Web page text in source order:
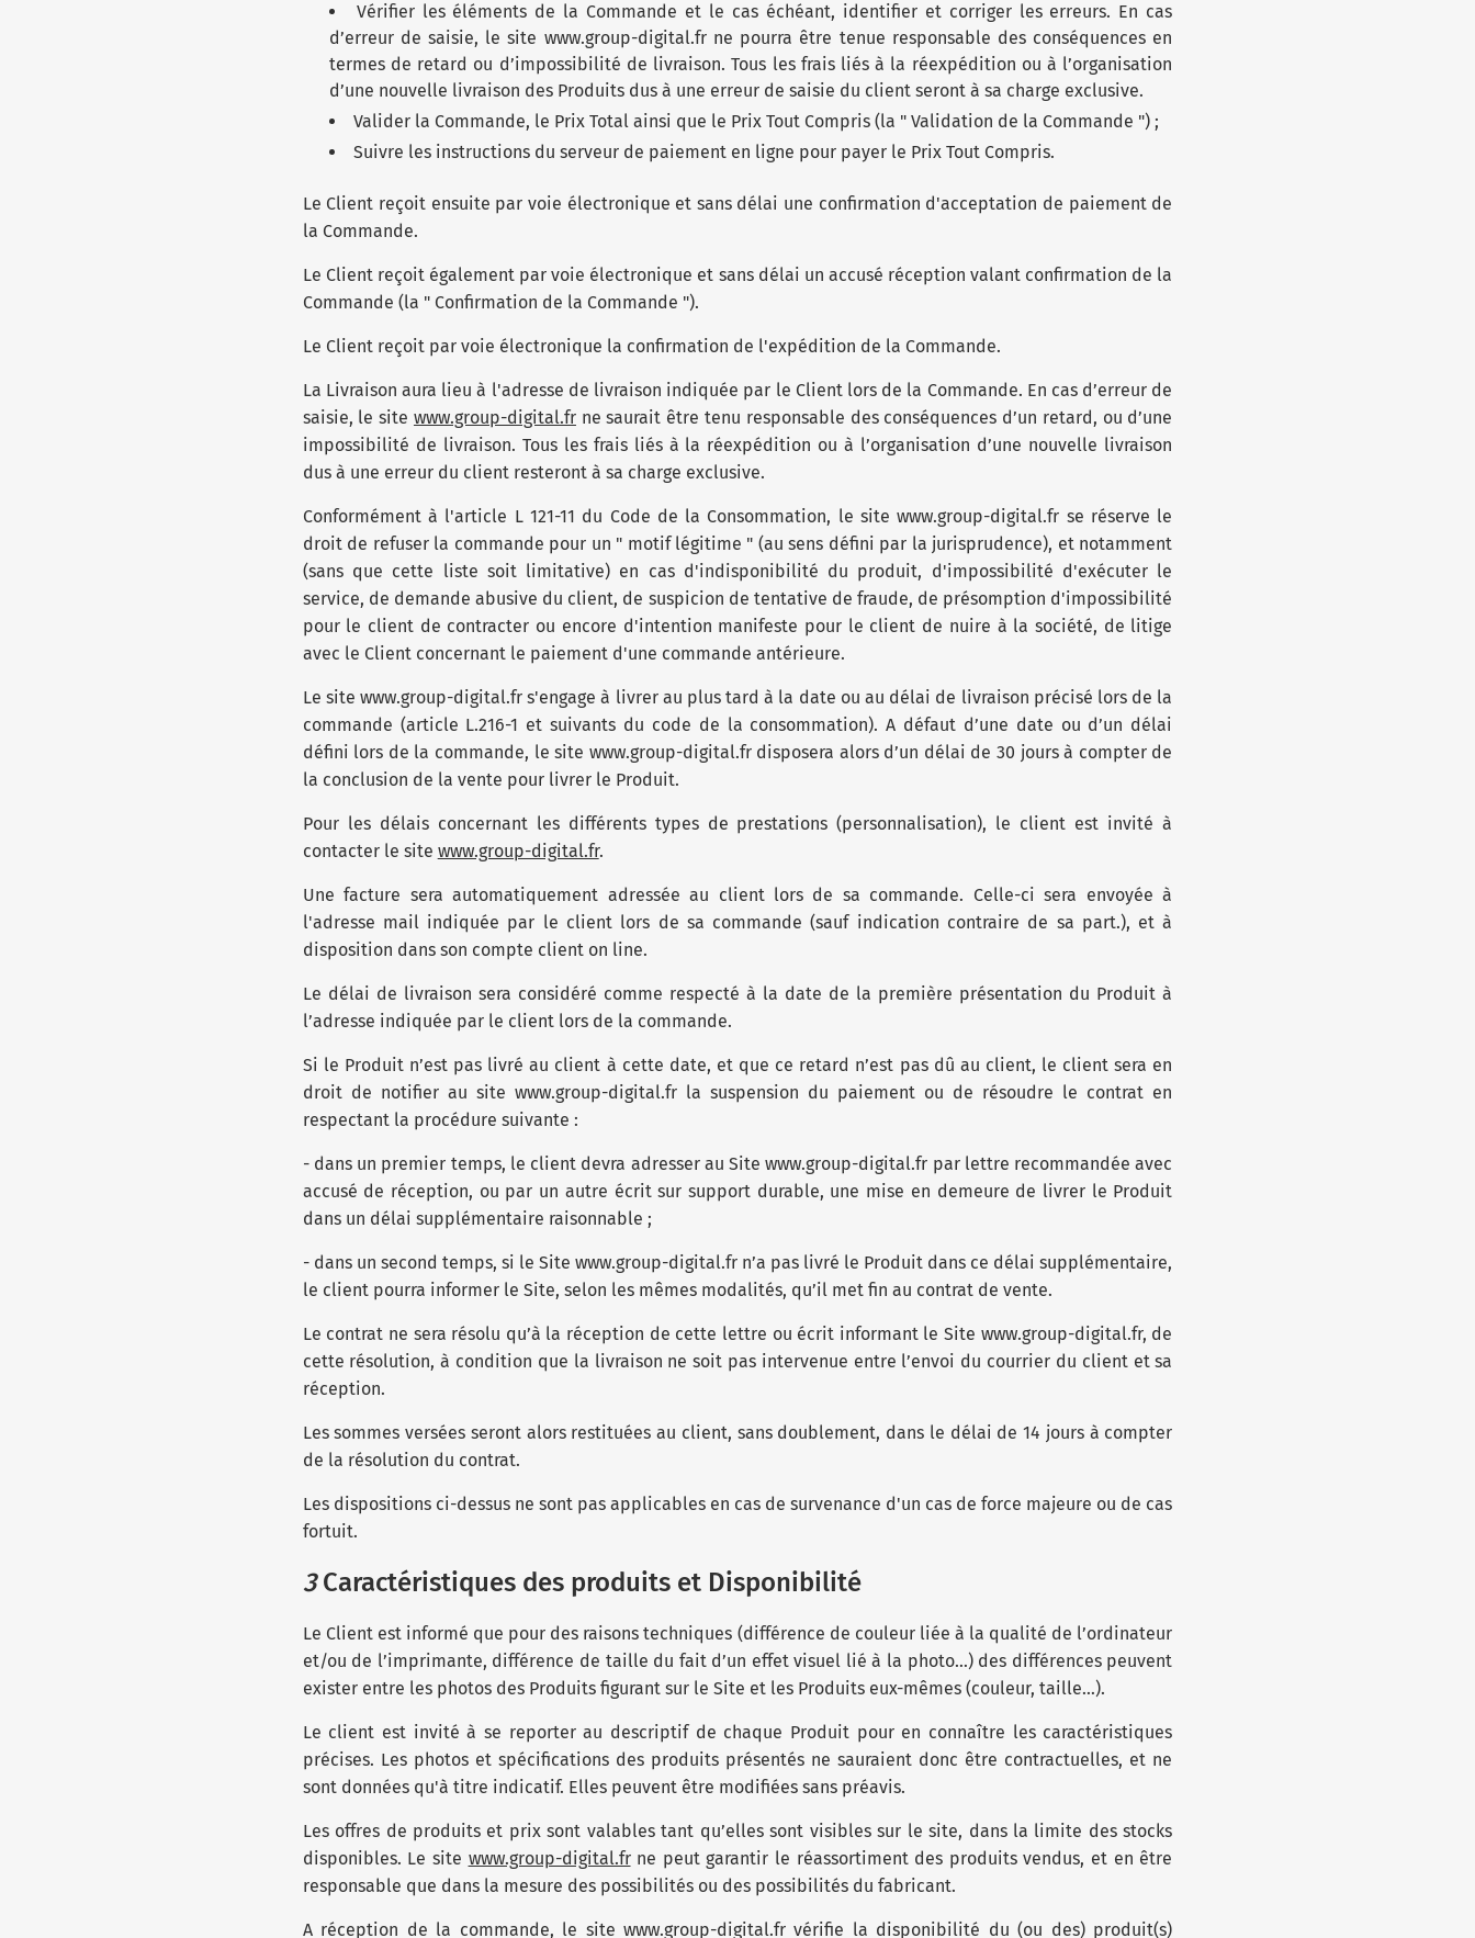
Vérifier les éléments de la Commande et le cas échéant, identifier et corriger les erreurs. En cas
d’erreur de saisie, le site www.group-digital.fr ne pourra être tenue responsable des conséquences en
termes de retard ou d’impossibilité de livraison. Tous les frais liés à la réexpédition ou à l’organisation
d’une nouvelle livraison des Produits dus à une erreur de saisie du client seront à sa charge exclusive.
Valider la Commande, le Prix Total ainsi que le Prix Tout Compris (la " Validation de la Commande ") ;
Suivre les instructions du serveur de paiement en ligne pour payer le Prix Tout Compris.
Le Client reçoit ensuite par voie électronique et sans délai une confirmation d'acceptation de paiement de
la Commande.
Le Client reçoit également par voie électronique et sans délai un accusé réception valant confirmation de la
Commande (la " Confirmation de la Commande ").
Le Client reçoit par voie électronique la confirmation de l'expédition de la Commande.
La Livraison aura lieu à l'adresse de livraison indiquée par le Client lors de la Commande. En cas d’erreur de
saisie, le site www.group-digital.frne saurait être tenu responsable des conséquences d’un retard, ou d’une
impossibilité de livraison. Tous les frais liés à la réexpédition ou à l’organisation d’une nouvelle livraison
dus à une erreur du client resteront à sa charge exclusive.
Conformément à l'article L 121-11 du Code de la Consommation, le site www.group-digital.fr se réserve le
droit de refuser la commande pour un " motif légitime " (au sens défini par la jurisprudence), et notamment
(sans que cette liste soit limitative) en cas d'indisponibilité du produit, d'impossibilité d'exécuter le
service, de demande abusive du client, de suspicion de tentative de fraude, de présomption d'impossibilité
pour le client de contracter ou encore d'intention manifeste pour le client de nuire à la société, de litige
avec le Client concernant le paiement d'une commande antérieure.
Le site www.group-digital.fr s'engage à livrer au plus tard à la date ou au délai de livraison précisé lors de la
commande (article L.216-1 et suivants du code de la consommation). A défaut d’une date ou d’un délai
défini lors de la commande, le site www.group-digital.fr disposera alors d’un délai de 30 jours à compter de
la conclusion de la vente pour livrer le Produit.
Pour les délais concernant les différents types de prestations (personnalisation), le client est invité à
contacter le site www.group-digital.fr.
Une facture sera automatiquement adressée au client lors de sa commande. Celle-ci sera envoyée à
l'adresse mail indiquée par le client lors de sa commande (sauf indication contraire de sa part.), et à
disposition dans son compte client on line.
Le délai de livraison sera considéré comme respecté à la date de la première présentation du Produit à
l’adresse indiquée par le client lors de la commande.
Si le Produit n’est pas livré au client à cette date, et que ce retard n’est pas dû au client, le client sera en
droit de notifier au site www.group-digital.fr la suspension du paiement ou de résoudre le contrat en
respectant la procédure suivante :
- dans un premier temps, le client devra adresser au Site www.group-digital.fr par lettre recommandée avec
accusé de réception, ou par un autre écrit sur support durable, une mise en demeure de livrer le Produit
dans un délai supplémentaire raisonnable ;
- dans un second temps, si le Site www.group-digital.fr n’a pas livré le Produit dans ce délai supplémentaire,
le client pourra informer le Site, selon les mêmes modalités, qu’il met fin au contrat de vente.
Le contrat ne sera résolu qu’à la réception de cette lettre ou écrit informant le Site www.group-digital.fr, de
cette résolution, à condition que la livraison ne soit pas intervenue entre l’envoi du courrier du client et sa
réception.
Les sommes versées seront alors restituées au client, sans doublement, dans le délai de 14 jours à compter
de la résolution du contrat.
Les dispositions ci-dessus ne sont pas applicables en cas de survenance d'un cas de force majeure ou de cas
fortuit.
3Caractéristiques des produits et Disponibilité
Le Client est informé que pour des raisons techniques (différence de couleur liée à la qualité de l’ordinateur
et/ou de l’imprimante, différence de taille du fait d’un effet visuel lié à la photo…) des différences peuvent
exister entre les photos des Produits figurant sur le Site et les Produits eux-mêmes (couleur, taille…).
Le client est invité à se reporter au descriptif de chaque Produit pour en connaître les caractéristiques
précises. Les photos et spécifications des produits présentés ne sauraient donc être contractuelles, et ne
sont données qu'à titre indicatif. Elles peuvent être modifiées sans préavis.
Les offres de produits et prix sont valables tant qu’elles sont visibles sur le site, dans la limite des stocks
disponibles. Le site www.group-digital.frne peut garantir le réassortiment des produits vendus, et en être
responsable que dans la mesure des possibilités ou des possibilités du fabricant.
A réception de la commande, le site www.group-digital.fr vérifie la disponibilité du (ou des) produit(s)